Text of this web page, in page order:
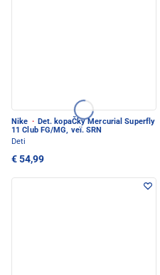
Nike · Det. kopaČky Mercurial Superfly
11 Club FG/MG, veï. SRN
Deti
€ 54,99